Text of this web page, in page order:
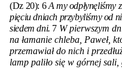
(Dz 20): 6A my odpłynęliśmy
pięciu dniach przybyliśmy od
siedem dni. 7 W pierwszym
na łamanie chleba, Paweł,
przemawiał do nich i
lamp paliło się w górnej